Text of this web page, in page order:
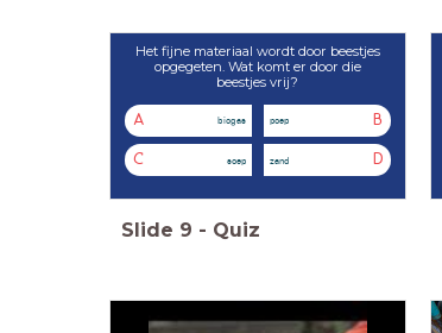
Het fijne materiaal wordt door beestjes
opgegeten. Wat komt er door die
beestjes vrij?
A biogas B
poep
C soep D
zand
Slide 9 - Quiz